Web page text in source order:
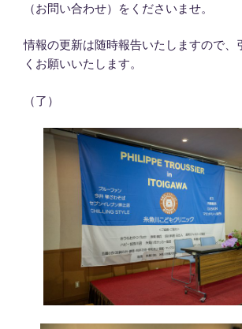
（お問い合わせ）をくださいませ。
情報の更新は随時報告いたしますので、
くお願いいたします。
（了）